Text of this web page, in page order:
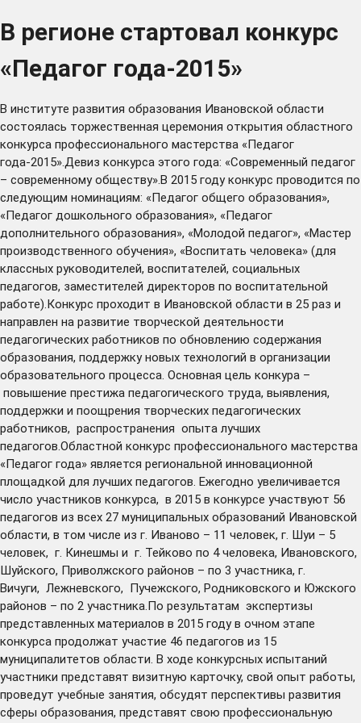
В регионе стартовал конкурс
«Педагог года-2015»
В институте развития образования Ивановской области
состоялась торжественная церемония открытия областного
конкурса профессионального мастерства «Педагог
года-2015».Девиз конкурса этого года: «Современный педагог
– современному обществу».В 2015 году конкурс проводится по
следующим номинациям: «Педагог общего образования»,
«Педагог дошкольного образования», «Педагог
дополнительного образования», «Молодой педагог», «Мастер
производственного обучения», «Воспитать человека» (для
классных руководителей, воспитателей, социальных
педагогов, заместителей директоров по воспитательной
работе).Конкурс проходит в Ивановской области в 25 раз и
направлен на развитие творческой деятельности
педагогических работников по обновлению содержания
образования, поддержку новых технологий в организации
образовательного процесса. Основная цель конкура –
повышение престижа педагогического труда, выявления,
поддержки и поощрения творческих педагогических
работников, распространения опыта лучших
педагогов.Областной конкурс профессионального мастерства
«Педагог года» является региональной инновационной
площадкой для лучших педагогов. Ежегодно увеличивается
число участников конкурса, в 2015 в конкурсе участвуют 56
педагогов из всех 27 муниципальных образований Ивановской
области, в том числе из г. Иваново – 11 человек, г. Шуи – 5
человек, г. Кинешмы и г. Тейково по 4 человека, Ивановского,
Шуйского, Приволжского районов – по 3 участника, г.
Вичуги, Лежневского, Пучежского, Родниковского и Южского
районов – по 2 участника.По результатам экспертизы
представленных материалов в 2015 году в очном этапе
конкурса продолжат участие 46 педагогов из 15
муниципалитетов области. В ходе конкурсных испытаний
участники представят визитную карточку, свой опыт работы,
проведут учебные занятия, обсудят перспективы развития
сферы образования, представят свою профессиональную